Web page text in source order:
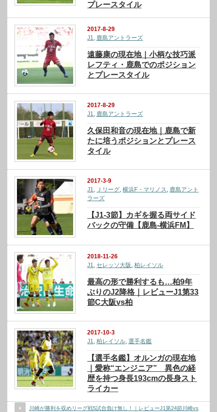
プレースタイル
2017-8-29
J1, 鹿島アントラーズ
遠藤康の現在地｜小柄な技巧派
レフティ・鹿島でのポジション
とプレースタイル
2017-8-29
J1
鹿島アントラーズ
久保田和音の現在地｜鹿島で新
たに培うポジションとプレース
タイル
2017-3-9
J1, Ｊリーグ,横浜F・マリノス, 鹿島アント
ラーズ
【J1-3節】カギを握る両サイド
バックの守備【鹿島-横浜FM】
2018-11-26
J1, セレッソ大阪 ,柏レイソル
最高の形で勝利するも…柏9年
ぶりのJ2降格｜レビューJ1第33
節C大阪vs柏
2017-10-3
J1,柏レイソル,選手名鑑
【選手名鑑】オルンガの現在地
｜愛称“エンジニア” 異色の経
歴を持つ身長193cmの長身スト
ライカー
川崎が勝利を収めリーグ戦5試合負け無し！｜レビューJ1第24節川崎vs